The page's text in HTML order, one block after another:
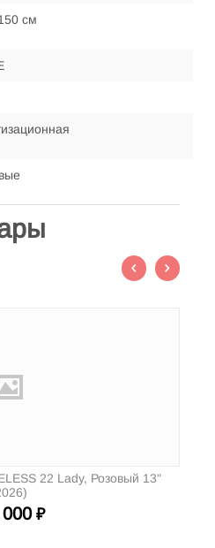
см
22 Lady, Розовый 13"
₽